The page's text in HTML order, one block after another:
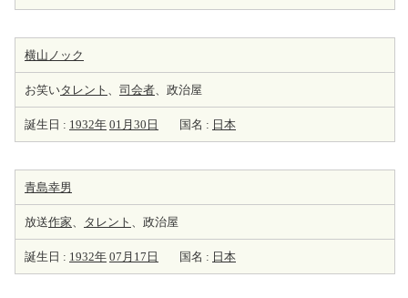
横山ノック
お笑いタレント 、 司会者、政治屋
誕生日 : 1932年 01月30日 国名 : 日本
青島幸男
放送作家、 タレント 、政治屋
誕生日 : 1932年 07月17日 国名 : 日本